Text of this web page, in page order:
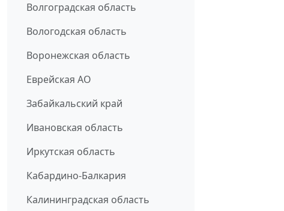
Волгоградская область
Вологодская область
Воронежская область
Еврейская АО
Забайкальский край
Ивановская область
Иркутская область
Кабардино-Балкария
Калининградская область